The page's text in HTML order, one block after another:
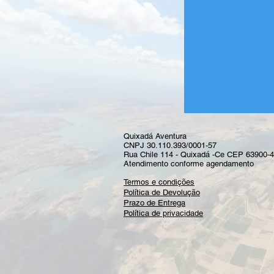
Quixadá Aventura
CNPJ 30.110.393/0001-57
Rua Chile 114 - Quixadá -Ce CEP 63900-
Atendimento conforme agendamento
Termos e condições
Política de Devolução
Prazo de Entrega
Política de privacidade